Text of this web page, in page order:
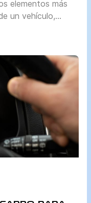
elementos más
un vehículo,
mantenerlo
que el
En